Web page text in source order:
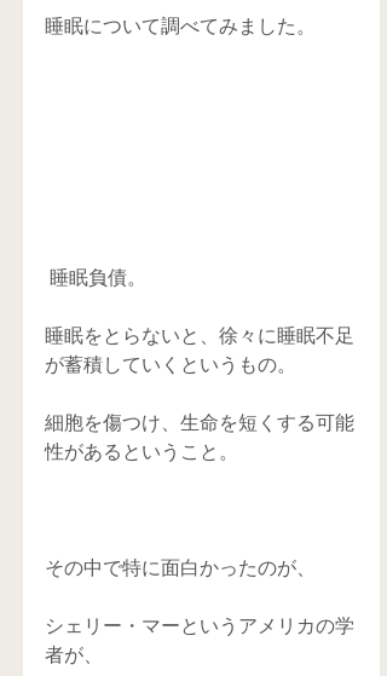
睡眠について調べてみました。
睡眠負債。
睡眠をとらないと、徐々に睡眠不足
が蓄積していくというもの。
細胞を傷つけ、生命を短くする可能
性があるということ。
その中で特に面白かったのが、
シェリー・マーというアメリカの学
者が、